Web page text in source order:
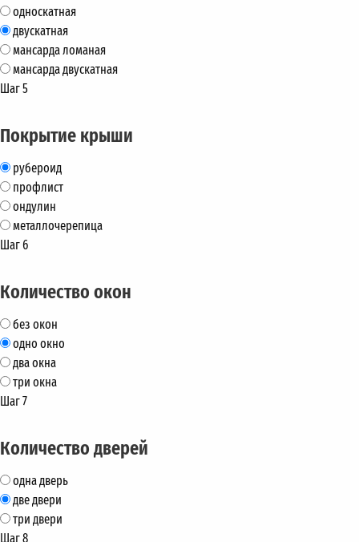
односкатная
двускатная
мансарда ломаная
мансарда двускатная
Шаг 5
Покрытие крыши
рубероид
профлист
ондулин
металлочерепица
Шаг 6
Количество окон
без окон
одно окно
два окна
три окна
Шаг 7
Количество дверей
одна дверь
две двери
три двери
Шаг 8